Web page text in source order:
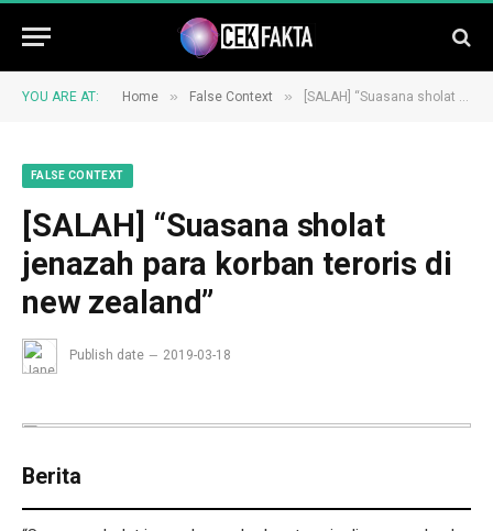
YOU ARE AT: Home » False Context » [SALAH] “Suasana sholat jenazah para korban teroris di new zealand”
FALSE CONTEXT
[SALAH] “Suasana sholat
jenazah para korban teroris di
new zealand”
Publish date 2019-03-18
Berita